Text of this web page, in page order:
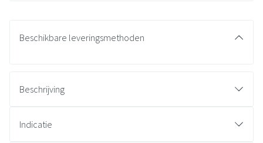
Beschikbare leveringsmethoden
Beschrijving
Indicatie